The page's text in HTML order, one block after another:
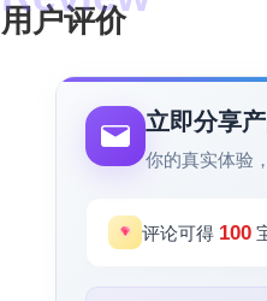
用户评价
立即分享
你的真实体验
评论可得 100